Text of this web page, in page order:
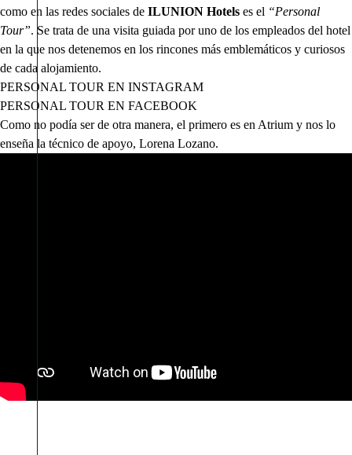
como en las redes sociales de ILUNION Hotels es el “Personal
Tour”. Se trata de una visita guiada por uno de los empleados del hotel
en la que nos detenemos en los rincones más emblemáticos y curiosos
de cada alojamiento.
PERSONAL TOUR EN INSTAGRAM
PERSONAL TOUR EN FACEBOOK
Como no podía ser de otra manera, el primero es en Atrium y nos lo
enseña la técnico de apoyo, Lorena Lozano.